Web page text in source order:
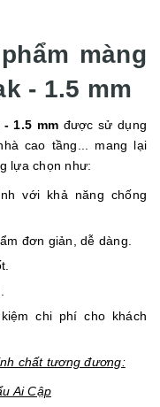
màng
- 1.5 mm
1.5 mm được sử dụng
cao tầng... mang lại
lựa chọn như:
với khả năng chống
đơn giản, dễ dàng.
chi phí cho khách
chất tương đương:
Ai Cập